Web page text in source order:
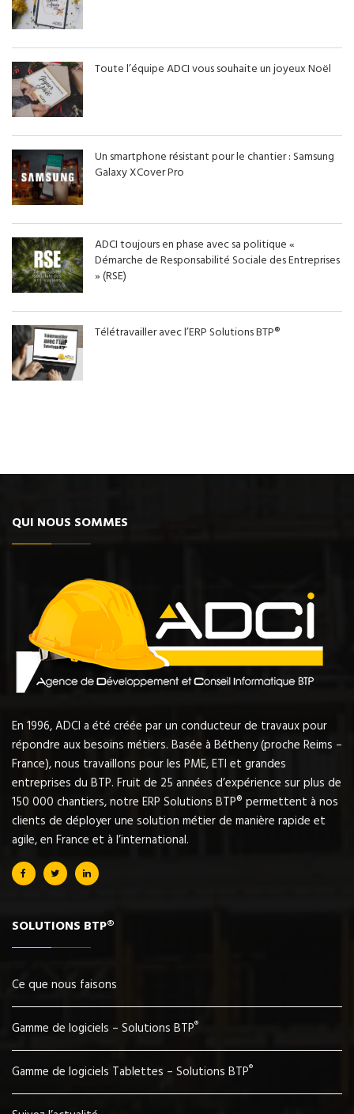
Toute l’équipe ADCI vous souhaite un joyeux Noël
Un smartphone résistant pour le chantier : Samsung
Galaxy XCover Pro
ADCI toujours en phase avec sa politique «
Démarche de Responsabilité Sociale des Entreprises
» (RSE)
Télétravailler avec l’ERP Solutions BTP®
QUI NOUS SOMMES
En 1996, ADCI a été créée par un conducteur de travaux pour
répondre aux besoins métiers. Basée à Bétheny (proche Reims –
France), nous travaillons pour les PME, ETI et grandes
entreprises du BTP. Fruit de 25 années d’expérience sur plus de
150 000 chantiers, notre ERP Solutions BTP® permettent à nos
clients de déployer une solution métier de manière rapide et
agile, en France et à l’international.
SOLUTIONS BTP®
Ce que nous faisons
Gamme de logiciels – Solutions BTP®
Gamme de logiciels Tablettes – Solutions BTP®